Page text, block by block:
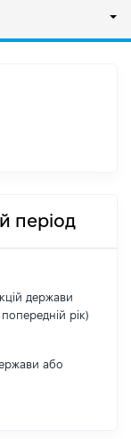
період
держави
рік)
або